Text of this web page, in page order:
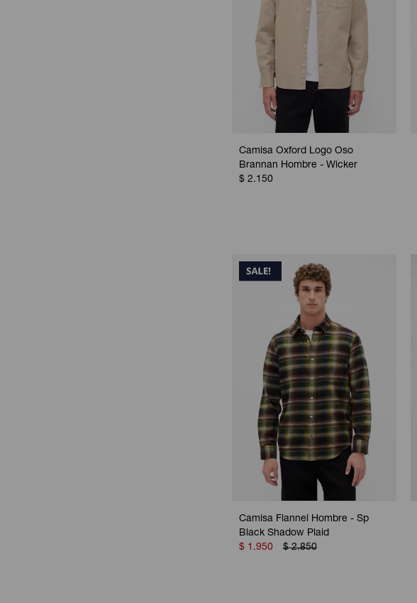
Camisa Oxford Logo Oso
Brannan Hombre - Wicker
$ 2.150
Camisa Flannel Hombre - Sp
Black Shadow Plaid
$ 1.950 $ 2.850